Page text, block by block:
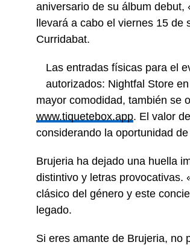
aniversario de su álbum
llevará a cabo el viernes 15
Curridabat.
Las entradas físicas para el
autorizados: Nightfal Store
mayor comodidad, también se
www.tiquetebox.app. El valor
considerando la oportunidad
Brujeria ha dejado una huella
distintivo y letras provocativas.
clásico del género y este
legado.
Si eres amante de Brujeria, no